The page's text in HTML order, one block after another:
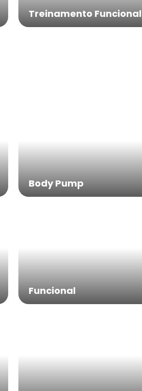
Treinamento Funcional
Body Pump
Funcional